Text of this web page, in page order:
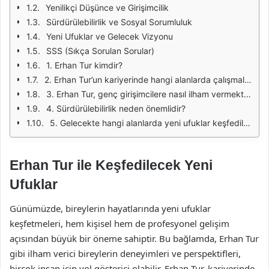
Yenilikçi Düşünce ve Girişimcilik
Sürdürülebilirlik ve Sosyal Sorumluluk
Yeni Ufuklar ve Gelecek Vizyonu
SSS (Sıkça Sorulan Sorular)
1. Erhan Tur kimdir?
2. Erhan Tur’un kariyerinde hangi alanlarda çalışmalar yapmıştır?
3. Erhan Tur, genç girişimcilere nasıl ilham vermektedir?
4. Sürdürülebilirlik neden önemlidir?
5. Gelecekte hangi alanlarda yeni ufuklar keşfedilebilir?
Erhan Tur ile Keşfedilecek Yeni
Ufuklar
Günümüzde, bireylerin hayatlarında yeni ufuklar
keşfetmeleri, hem kişisel hem de profesyonel gelişim
açısından büyük bir öneme sahiptir. Bu bağlamda, Erhan Tur
gibi ilham verici bireylerin deneyimleri ve perspektifleri,